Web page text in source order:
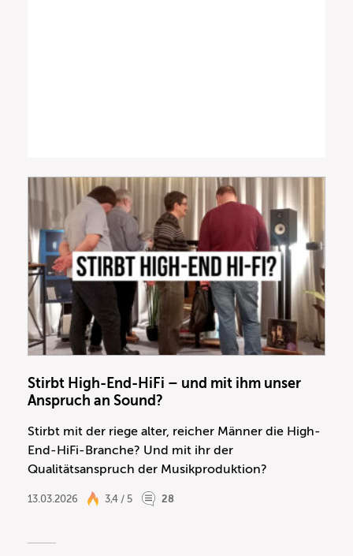
Stirbt High-End-HiFi – und mit ihm unser
Anspruch an Sound?
Stirbt mit der riege alter, reicher Männer die High-
End-HiFi-Branche? Und mit ihr der
Qualitätsanspruch der Musikproduktion?
13.03.2026 3,4 / 5 28